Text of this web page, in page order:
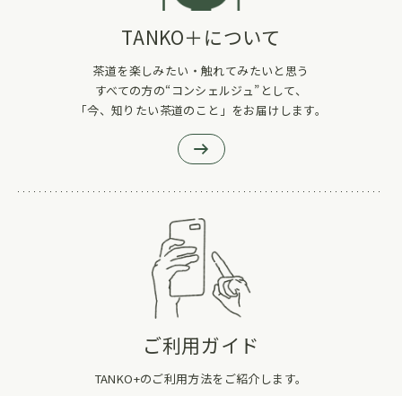
TANKO＋について
茶道を楽しみたい・触れてみたいと思う
すべての方の“コンシェルジュ”として、
「今、知りたい茶道のこと」をお届けします。
ご利用ガイド
TANKO+のご利用方法をご紹介します。